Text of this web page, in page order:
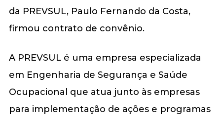
da PREVSUL, Paulo Fernando da Costa,
firmou contrato de convênio.
A PREVSUL é uma empresa especializada
em Engenharia de Segurança e Saúde
Ocupacional que atua junto às empresas
para implementação de ações e programas